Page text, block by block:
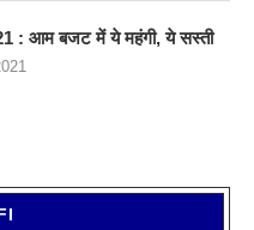
: आम बजट में ये महंगी, ये सस्‍ती